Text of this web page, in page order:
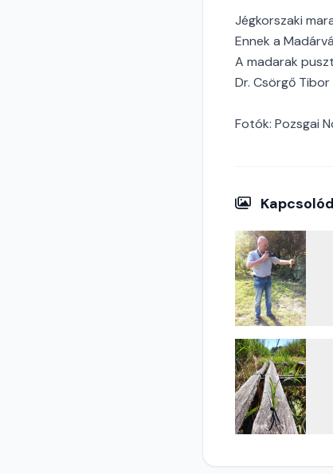
Jégkorszaki
Ennek a
A madarak
Dr. Csörgő
Fotók: Pozsgai